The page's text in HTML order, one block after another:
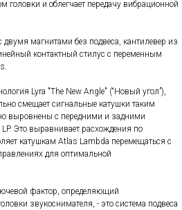
головки и облегчает передачу вибрационной
двумя магнитами без подвеса, кантилевер из
контактный стилус с переменным
Lyra "The New Angle" (“Новый угол”),
смещает сигнальные катушки таким
выровнены с передними и задними
Это выравнивает расхождения по
катушкам Atlas Lambda перемещаться с
для оптимальной
фактор, определяющий
звукоснимателя, - это система подвеса